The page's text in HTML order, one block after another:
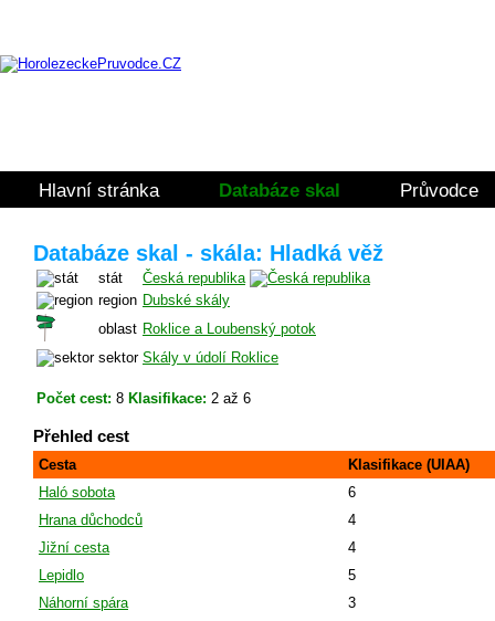
Hlavní stránka Databáze skal Průvodce
Databáze skal - skála: Hladká věž
stát
Česká republika
region Dubské skály
oblast Roklice a Loubenský potok
sektor Skály v údolí Roklice
Počet cest: 8 Klasifikace: 2 až 6
Přehled cest
Cesta
Klasifikace (UIAA)
Haló sobota
6
Hrana důchodců
4
Jižní cesta
4
Lepidlo
5
Náhorní spára
3